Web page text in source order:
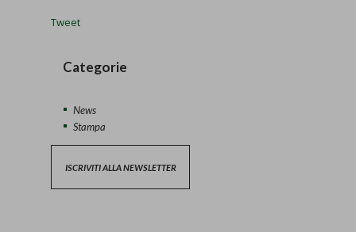
Tweet
Categorie
News
Stampa
ISCRIVITI ALLA NEWSLETTER